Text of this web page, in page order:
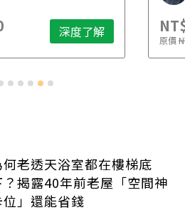
深度了解 原價
何老透天浴室都在樓梯底
？揭露40年前老屋「空間神
位」還能省錢